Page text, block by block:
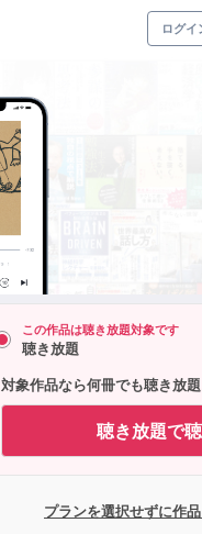
ログイ
この作品は聴き放題対象です
聴き放題
対象作品なら何冊でも聴き放題
聴き放題で聴
プランを選択せずに作